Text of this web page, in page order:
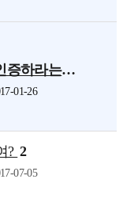
대출번호인증하였음에도 대출번호인증하라는 팝업이 뜨는 현상 해결방법
01-26
? 2
07-05